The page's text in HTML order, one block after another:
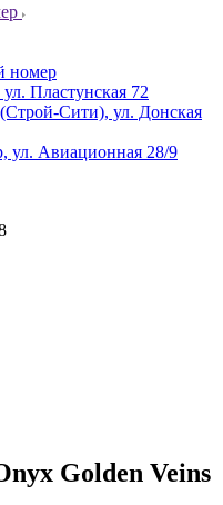
номер
Пластунская 72
Сити), ул. Донская
ул. Авиационная 28/9
Golden Veins